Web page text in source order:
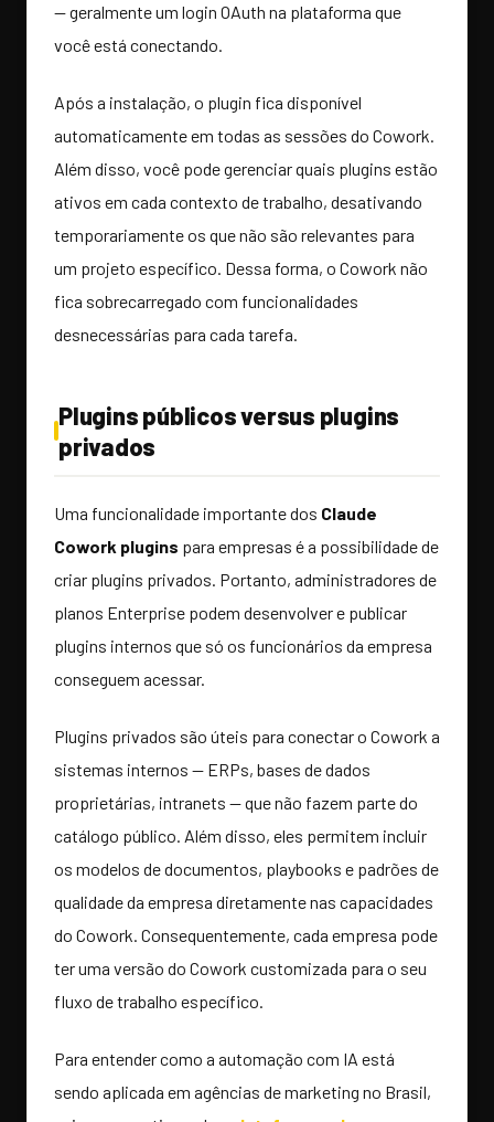
— geralmente um login OAuth na plataforma que
você está conectando.
Após a instalação, o plugin fica disponível
automaticamente em todas as sessões do Cowork.
Além disso, você pode gerenciar quais plugins estão
ativos em cada contexto de trabalho, desativando
temporariamente os que não são relevantes para
um projeto específico. Dessa forma, o Cowork não
fica sobrecarregado com funcionalidades
desnecessárias para cada tarefa.
Plugins públicos versus plugins
privados
Uma funcionalidade importante dos Claude
Cowork plugins para empresas é a possibilidade de
criar plugins privados. Portanto, administradores de
planos Enterprise podem desenvolver e publicar
plugins internos que só os funcionários da empresa
conseguem acessar.
Plugins privados são úteis para conectar o Cowork a
sistemas internos — ERPs, bases de dados
proprietárias, intranets — que não fazem parte do
catálogo público. Além disso, eles permitem incluir
os modelos de documentos, playbooks e padrões de
qualidade da empresa diretamente nas capacidades
do Cowork. Consequentemente, cada empresa pode
ter uma versão do Cowork customizada para o seu
fluxo de trabalho específico.
Para entender como a automação com IA está
sendo aplicada em agências de marketing no Brasil,